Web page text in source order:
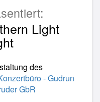
Light
des
- Gudrun
GbR